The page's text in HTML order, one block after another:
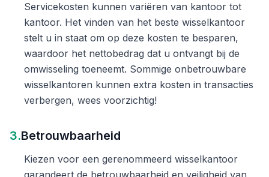
Servicekosten kunnen variëren van kantoor tot
kantoor. Het vinden van het beste wisselkantoor
stelt u in staat om op deze kosten te besparen,
waardoor het nettobedrag dat u ontvangt bij de
omwisseling toeneemt. Sommige onbetrouwbare
wisselkantoren kunnen extra kosten in transacties
verbergen, wees voorzichtig!
3.Betrouwbaarheid
Kiezen voor een gerenommeerd wisselkantoor
garandeert de betrouwbaarheid en veiligheid van